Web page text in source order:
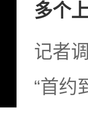
多个
记者
“首约